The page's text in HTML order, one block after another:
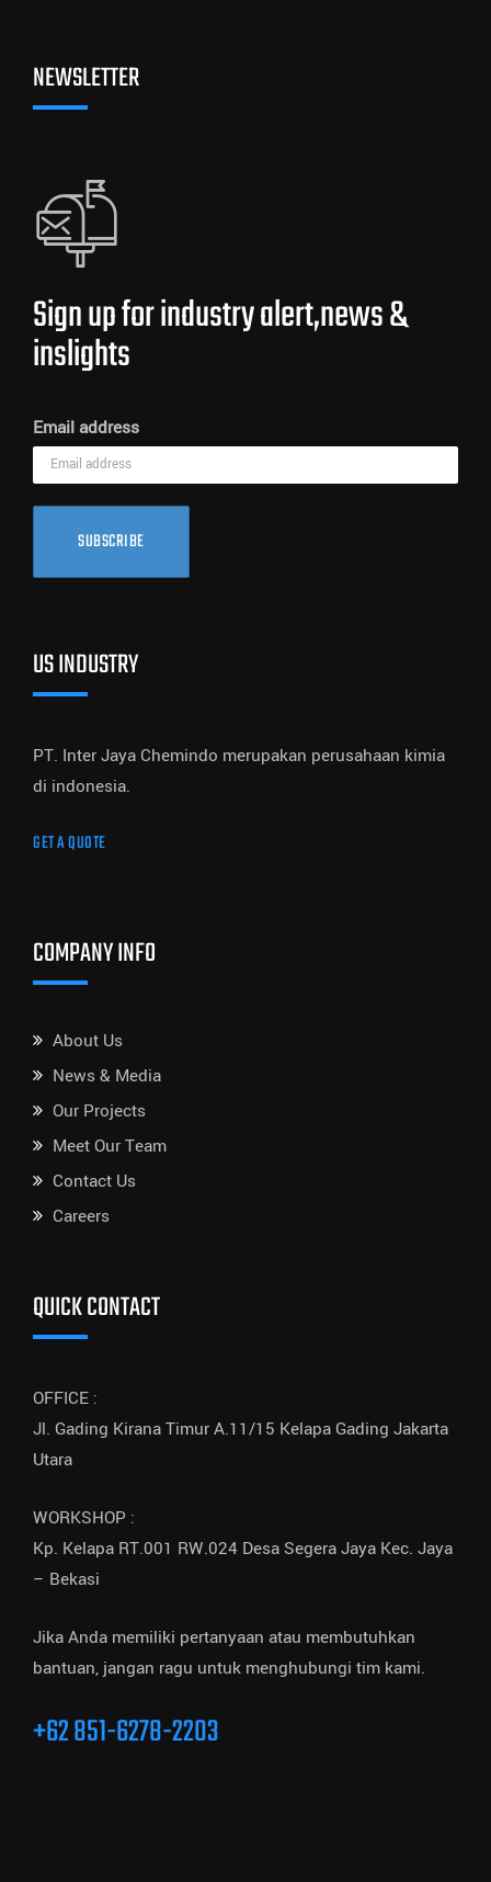
NEWSLETTER
Sign up for industry alert,news &
inslights
Email address
SUBSCRIBE
US INDUSTRY
PT. Inter Jaya Chemindo merupakan perusahaan kimia
di indonesia.
GET A QUOTE
COMPANY INFO
About Us
News & Media
Our Projects
Meet Our Team
Contact Us
Careers
QUICK CONTACT
OFFICE :
Jl. Gading Kirana Timur A.11/15 Kelapa Gading Jakarta
Utara
WORKSHOP :
Kp. Kelapa RT.001 RW.024 Desa Segera Jaya Kec. Jaya
– Bekasi
Jika Anda memiliki pertanyaan atau membutuhkan
bantuan, jangan ragu untuk menghubungi tim kami.
+62 851-6278-2203